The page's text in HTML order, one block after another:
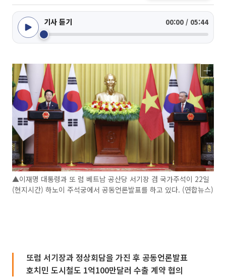
기사 듣기 00:00 / 05:44
▲이재명 대통령과 또 럼 베트남 공산당 서기장 겸 국가주석이 22일
(현지시간) 하노이 주석궁에서 공동언론발표를 하고 있다. (연합뉴스)
또럼 서기장과 정상회담을 가진 후 공동언론발표
호치민 도시철도 1억100만달러 수출 계약 협의